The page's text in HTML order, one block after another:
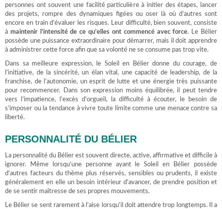
personnes ont souvent une facilité particulière à initier des étapes, lancer
des projets, rompre des dynamiques figées ou oser là où d’autres sont
encore en train d’évaluer les risques. Leur difficulté, bien souvent, consiste
à maintenir l’intensité de ce qu’elles ont commencé avec force. Le Bélier
possède une puissance extraordinaire pour démarrer, mais il doit apprendre
à administrer cette force afin que sa volonté ne se consume pas trop vite.
Dans sa meilleure expression, le Soleil en Bélier donne du courage, de
l’initiative, de la sincérité, un élan vital, une capacité de leadership, de la
franchise, de l’autonomie, un esprit de lutte et une énergie très puissante
pour recommencer. Dans son expression moins équilibrée, il peut tendre
vers l’impatience, l’excès d’orgueil, la difficulté à écouter, le besoin de
s’imposer ou la tendance à vivre toute limite comme une menace contre sa
liberté.
PERSONNALITÉ DU BÉLIER
La personnalité du Bélier est souvent directe, active, affirmative et difficile à
ignorer. Même lorsqu’une personne ayant le Soleil en Bélier possède
d’autres facteurs du thème plus réservés, sensibles ou prudents, il existe
généralement en elle un besoin intérieur d’avancer, de prendre position et
de se sentir maîtresse de ses propres mouvements.
Le Bélier se sent rarement à l’aise lorsqu’il doit attendre trop longtemps. Il a